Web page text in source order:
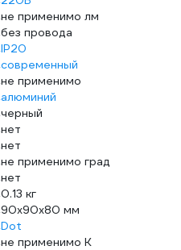
не применимо лм
без провода
IP20
современный
не применимо
алюминий
черный
нет
нет
не применимо град
нет
0.13 кг
90х90х80 мм
Dot
не применимо К